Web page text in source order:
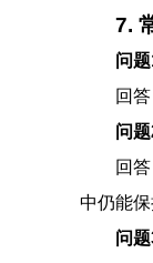
7.
问
回
问
回
中仍能保
问